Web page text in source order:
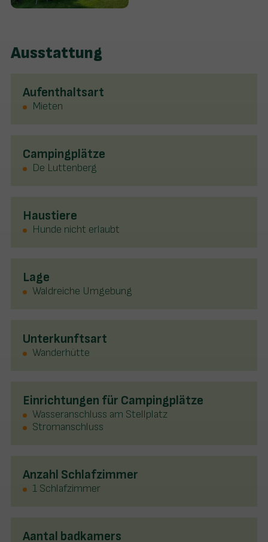
Ausstattung
Aufenthaltsart
Mieten
Campingplätze
De Luttenberg
Haustiere
Hunde nicht erlaubt
Lage
Waldreiche Umgebung
Unterkunftsart
Wanderhütte
Einrichtungen für Campingplätze
Wasseranschluss am Stellplatz
Stromanschluss
Anzahl Schlafzimmer
1 Schlafzimmer
Aantal badkamers